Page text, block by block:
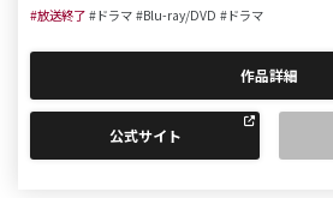
#放送終了 #ドラマ #Blu-ray/DVD #ドラマ
作品詳細
公式サイト